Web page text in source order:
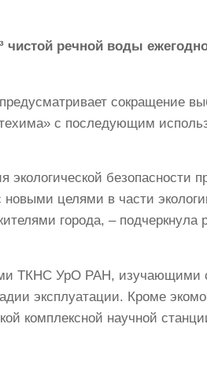
речной воды
сокращение
с последующим
безопасности
целями в части
города, – подчеркнула
ТКНС УрО РАН, изучающими с
эксплуатации. Кроме
комплексной научной